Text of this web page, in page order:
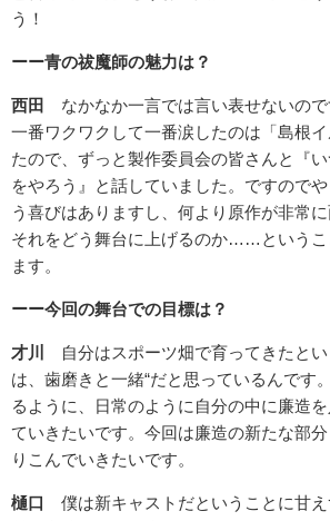
う！
ーー青の祓魔師の魅力は？
西田
なかなか一言では言い表せないの
一番ワクワクして一番涙したのは「島根
たので、ずっと製作委員会の皆さんと『
をやろう』と話していました。ですので
う喜びはありますし、何より原作が非常に
それをどう舞台に上げるのか……というこ
ます。
ーー今回の舞台での目標は？
才川
自分はスポーツ畑で育ってきたとい
は、歯磨きと一緒“だと思っているんです
るように、日常のように自分の中に廉造
ていきたいです。今回は廉造の新たな部
りこんでいきたいです。
樋口
僕は新キャストだということに甘